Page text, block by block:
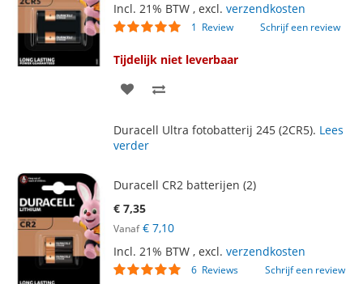
Incl. 21% BTW , excl. verzendkosten
Waardering:
1 Review Schrijf een review
Tijdelijk niet leverbaar
VOEG
AAN
Duracell Ultra fotobatterij 245 (2CR5). Lees
verder
Duracell CR2 batterijen (2)
€ 7,35
Vanaf € 7,10
Incl. 21% BTW , excl. verzendkosten
Waardering:
6 Reviews Schrijf een review